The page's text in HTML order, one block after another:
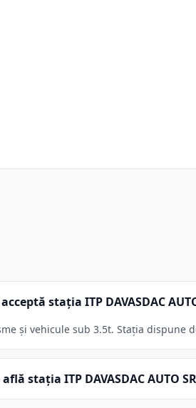
stația ITP DAVASDAC
și vehicule sub 3.5t. Stația dispune
stația ITP DAVASDAC AUTO